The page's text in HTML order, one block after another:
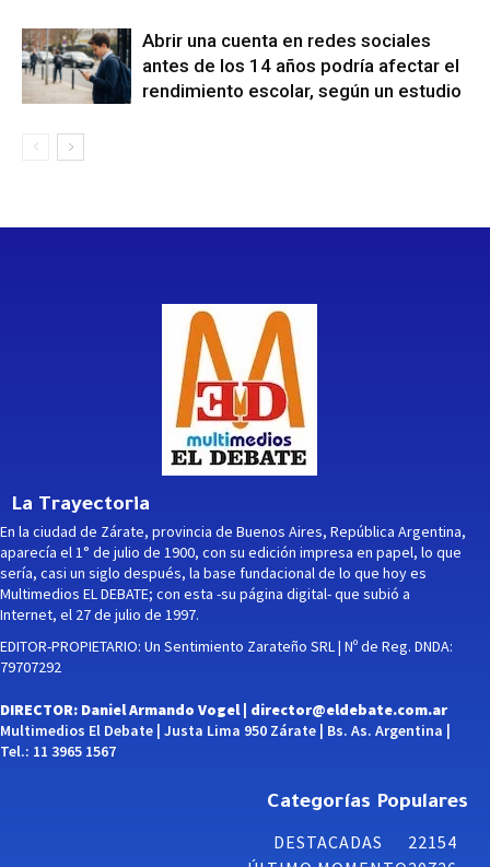
Abrir una cuenta en redes sociales
antes de los 14 años podría afectar el
rendimiento escolar, según un estudio
La Trayectoria
En la ciudad de Zárate, provincia de Buenos Aires, República Argentina,
aparecía el 1° de julio de 1900, con su edición impresa en papel, lo que
sería, casi un siglo después, la base fundacional de lo que hoy es
Multimedios EL DEBATE; con esta -su página digital- que subió a
Internet, el 27 de julio de 1997.
EDITOR-PROPIETARIO: Un Sentimiento Zarateño SRL | Nº de Reg. DNDA:
79707292
DIRECTOR: Daniel Armando Vogel | director@eldebate.com.ar
Multimedios El Debate | Justa Lima 950 Zárate | Bs. As. Argentina |
Tel.: 11 3965 1567
Categorías Populares
DESTACADAS
22154